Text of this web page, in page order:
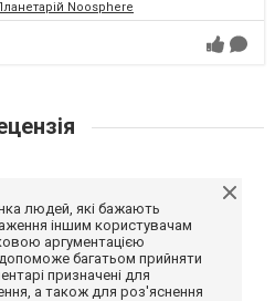
Noosphere
людей, які бажають
іншим користувачам
аргументацією
багатьом прийняти
призначені для
а також для роз'яснення